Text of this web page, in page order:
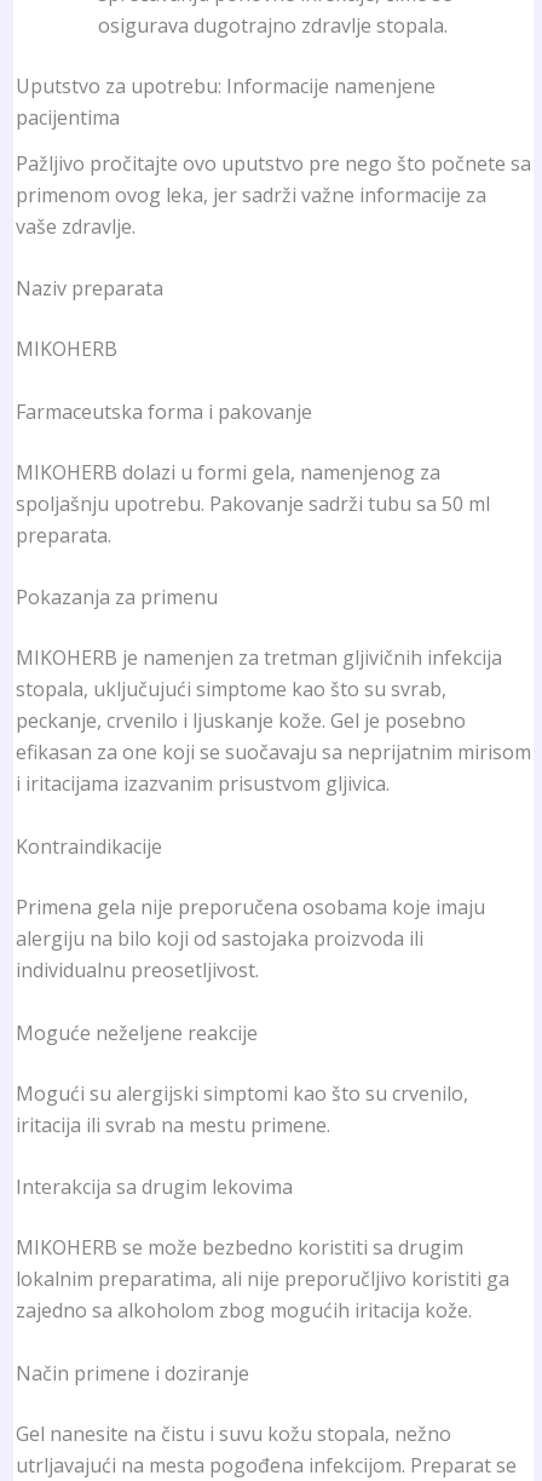
osigurava dugotrajno zdravlje stopala.
Uputstvo za upotrebu: Informacije namenjene
pacijentima
Pažljivo pročitajte ovo uputstvo pre nego što počnete sa
primenom ovog leka, jer sadrži važne informacije za
vaše zdravlje.
Naziv preparata
MIKOHERB
Farmaceutska forma i pakovanje
MIKOHERB dolazi u formi gela, namenjenog za
spoljašnju upotrebu. Pakovanje sadrži tubu sa 50 ml
preparata.
Pokazanja za primenu
MIKOHERB je namenjen za tretman gljivičnih infekcija
stopala, uključujući simptome kao što su svrab,
peckanje, crvenilo i ljuskanje kože. Gel je posebno
efikasan za one koji se suočavaju sa neprijatnim mirisom
i iritacijama izazvanim prisustvom gljivica.
Kontraindikacije
Primena gela nije preporučena osobama koje imaju
alergiju na bilo koji od sastojaka proizvoda ili
individualnu preosetljivost.
Moguće neželjene reakcije
Mogući su alergijski simptomi kao što su crvenilo,
iritacija ili svrab na mestu primene.
Interakcija sa drugim lekovima
MIKOHERB se može bezbedno koristiti sa drugim
lokalnim preparatima, ali nije preporučljivo koristiti ga
zajedno sa alkoholom zbog mogućih iritacija kože.
Način primene i doziranje
Gel nanesite na čistu i suvu kožu stopala, nežno
utrljavajući na mesta pogođena infekcijom. Preparat se